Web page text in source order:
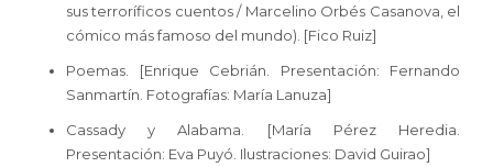
sus terroríficos cuentos / Marcelino Orbés Casanova, el
cómico más famoso del mundo). [Fico Ruiz]
Poemas. [Enrique Cebrián. Presentación: Fernando
Sanmartín. Fotografías: María Lanuza]
Cassady y Alabama. [María Pérez Heredia.
Presentación: Eva Puyó. Ilustraciones: David Guirao]